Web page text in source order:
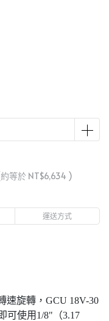
等於 NT$6,634 )
運送方式
速旋轉，GCU 18V-30
可使用1/8"（3.17